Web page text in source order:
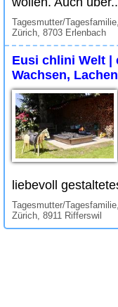
Tagesmutter/
Zürich, 8703 Erlenbach
Eusi chlini Welt |
Wachsen,
liebevoll
Tagesmutter/
Zürich, 8911 Rifferswil